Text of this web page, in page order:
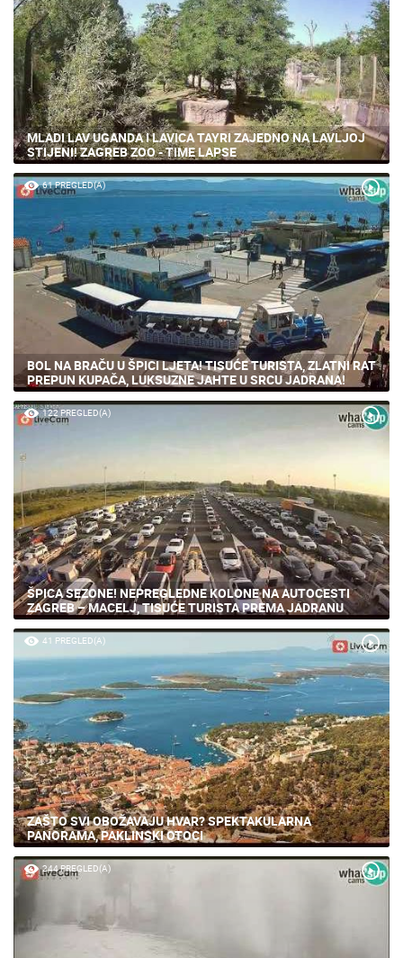
MLADI LAV UGANDA I LAVICA TAYRI ZAJEDNO NA LAVLJOJ
STIJENI! ZAGREB ZOO - TIME LAPSE
BOL NA BRAČU U ŠPICI LJETA! TISUĆE TURISTA, ZLATNI RAT
PREPUN KUPAČA, LUKSUZNE JAHTE U SRCU JADRANA!
ŠPICA SEZONE! NEPREGLEDNE KOLONE NA AUTOCESTI
ZAGREB – MACELJ, TISUĆE TURISTA PREMA JADRANU
41 PREGLED(A)
ZAŠTO SVI OBOŽAVAJU HVAR? SPEKTAKULARNA
PANORAMA, PAKLINSKI OTOCI